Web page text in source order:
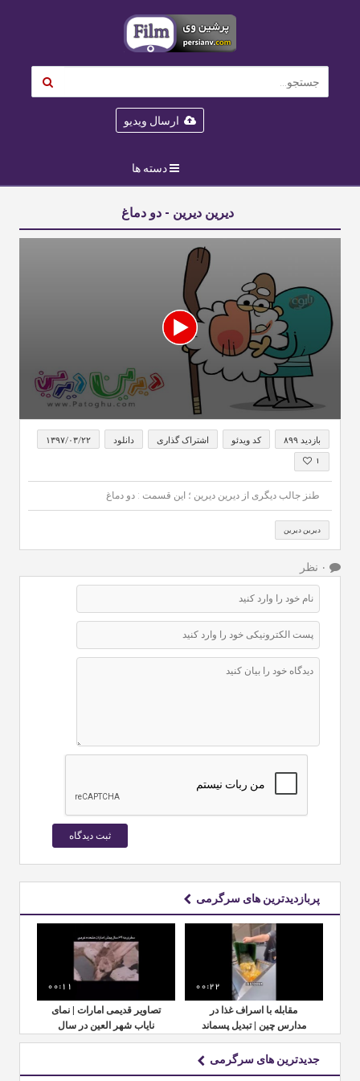
ارسال ویدیو
دسته ها
دیرین دیرین - دو دماغ
0
seconds
minute,
بازدید ۸۹۹ کد ویدئو اشتراک گذاری دانلود ۱۳۹۷/۰۳/۲۲
۱
طنز جالب دیگری از دیرین دیرین ؛ این قسمت : دو دماغ
دیرین دیرین
۰ نظر
پربازدیدترین های سرگرمی
00:22
مقابله با اسراف غذا در
مدارس چین | تبدیل پسماند
غذایی به کود طبیعی
00:11
تصاویر قدیمی امارات | نمای
نایاب شهر العین در سال
۱۹۶۲
جدیدترین های سرگرمی